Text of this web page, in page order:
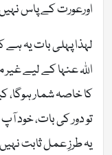
اورعورت کے پاس نہیں
لہذا پہلی بات یہ
اللہ عنہا کے لیے غیر
کا خاصہ شمار
تو دور کی بات، خود
یہ طرزِ عمل ثابت